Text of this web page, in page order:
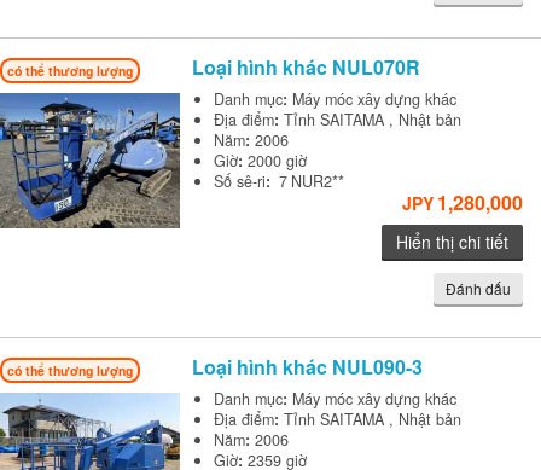
có thể thương lượng Loại hình khác NUL070R
Danh mục: Máy móc xây dựng khác
Địa điểm:Tỉnh SAITAMA , Nhật bản
Năm:2006
Giờ:2000 giờ
Số sê-ri: ７NUR2**
JPY 1,280,000
Hiển thị chi tiết
Đánh dấu
có thể thương lượng Loại hình khác NUL090-3
Danh mục: Máy móc xây dựng khác
Địa điểm:Tỉnh SAITAMA , Nhật bản
Năm:2006
Giờ:2359 giờ